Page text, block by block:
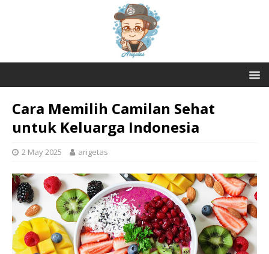
Cara Memilih Camilan Sehat
untuk Keluarga Indonesia
2 May 2025 arigetas